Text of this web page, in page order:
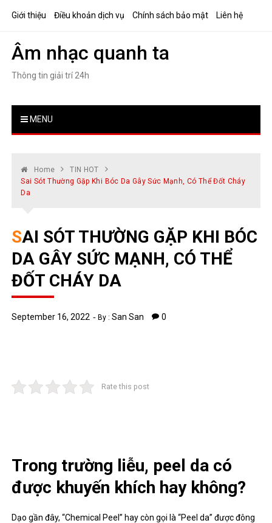
Giới thiệu Điều khoản dịch vụ Chính sách bảo mật Liên hệ
Âm nhạc quanh ta
Thông tin giải trí 24h
MENU
Home
TIN HOT
Sai Sót Thường Gặp Khi Bóc Da Gây Sức Mạnh, Có Thể Đốt Cháy
Da
SAI SÓT THƯỜNG GẶP KHI BÓC
DA GÂY SỨC MẠNH, CÓ THỂ
ĐỐT CHÁY DA
September 16, 2022 By :San San 0
Rate this post
Trong trường liễu, peel da có
được khuyến khích hay không?
Dạo gần đây, “Chemical Peel” hay còn gọi là “Peel da” được đông